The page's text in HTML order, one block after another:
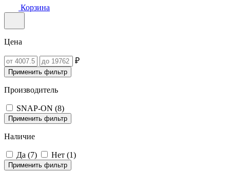
Корзина
Цена
₽
Применить фильтр
Производитель
SNAP-ON (8)
Применить фильтр
Наличие
Да (7) Нет (1)
Применить фильтр